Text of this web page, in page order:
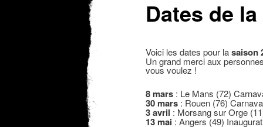
Dates de
Voici les dates pour lasaison
Un grand merci aux
vous voulez !
8 mars : Le Mans (72)
30 mars : Rouen (76)
3 avril : Morsang sur Orge
13 mai : Angers (49)